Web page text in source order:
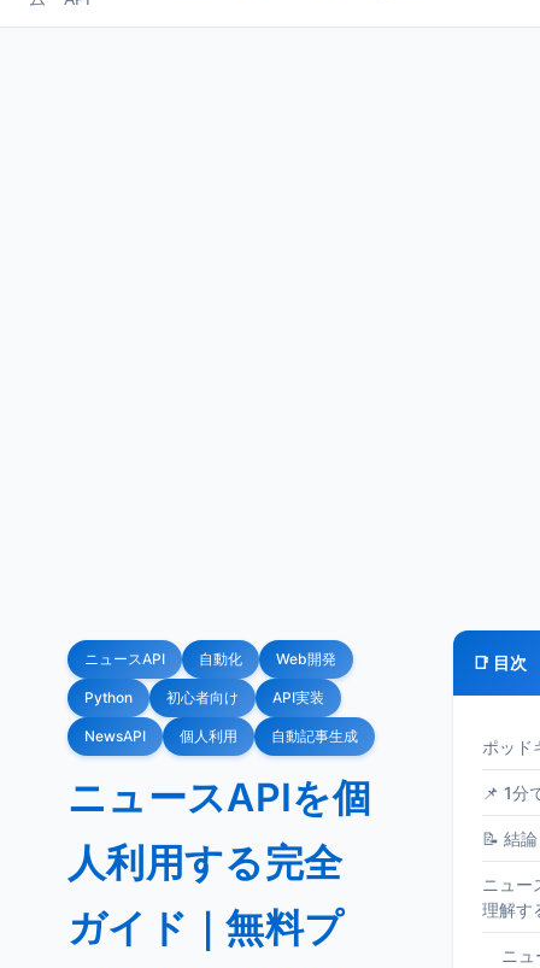
ニュースAPI 自動化 Web開発
Python 初心者向け API実装
NewsAPI 個人利用 自動記事生成
ニュースAPIを個
人利用する完全
ガイド｜無料プ
📑 目次
ポッド
📌 1分
📝 結論
ニュー
理解す
ニ